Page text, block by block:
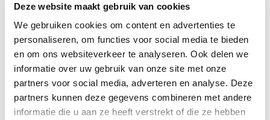
Deze website maakt gebruik van cookies
We gebruiken cookies om content en advertenties te
personaliseren, om functies voor social media te bieden
en om ons websiteverkeer te analyseren. Ook delen we
informatie over uw gebruik van onze site met onze
partners voor social media, adverteren en analyse. Deze
partners kunnen deze gegevens combineren met andere
informatie die u aan ze heeft verstrekt of die ze hebben